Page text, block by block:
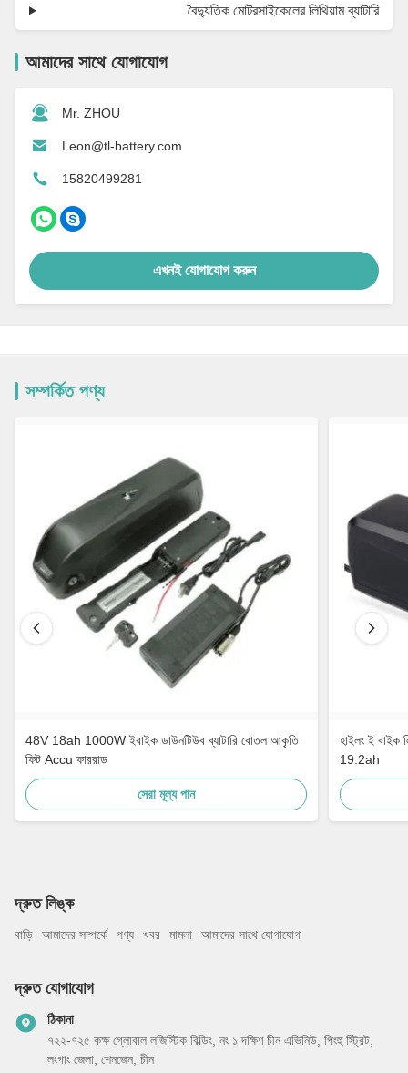
বৈদ্যুতিক মোটরসাইকেলের লিথিয়াম ব্যাটারি
আমাদের সাথে যোগাযোগ
Mr. ZHOU
Leon@tl-battery.com
15820499281
এখনই যোগাযোগ করুন
সম্পর্কিত পণ্য
48V 18ah 1000W ইবাইক ডাউনটিউব ব্যাটারি বোতল আকৃতি
ফিট Accu ফাররাড
সেরা মূল্য পান
হাইলং ই
19.2ah
দ্রুত লিঙ্ক
বাড়ি আমাদের সম্পর্কে পণ্য খবর মামলা আমাদের সাথে যোগাযোগ
দ্রুত যোগাযোগ
ঠিকানা
৭২২-৭২৫ কক্ষ গ্লোবাল লজিস্টিক বিল্ডিং, নং ১ দক্ষিণ চীন এভিনিউ, পিংহু স্ট্রিট,
লংগাং জেলা, শেনজেন, চীন